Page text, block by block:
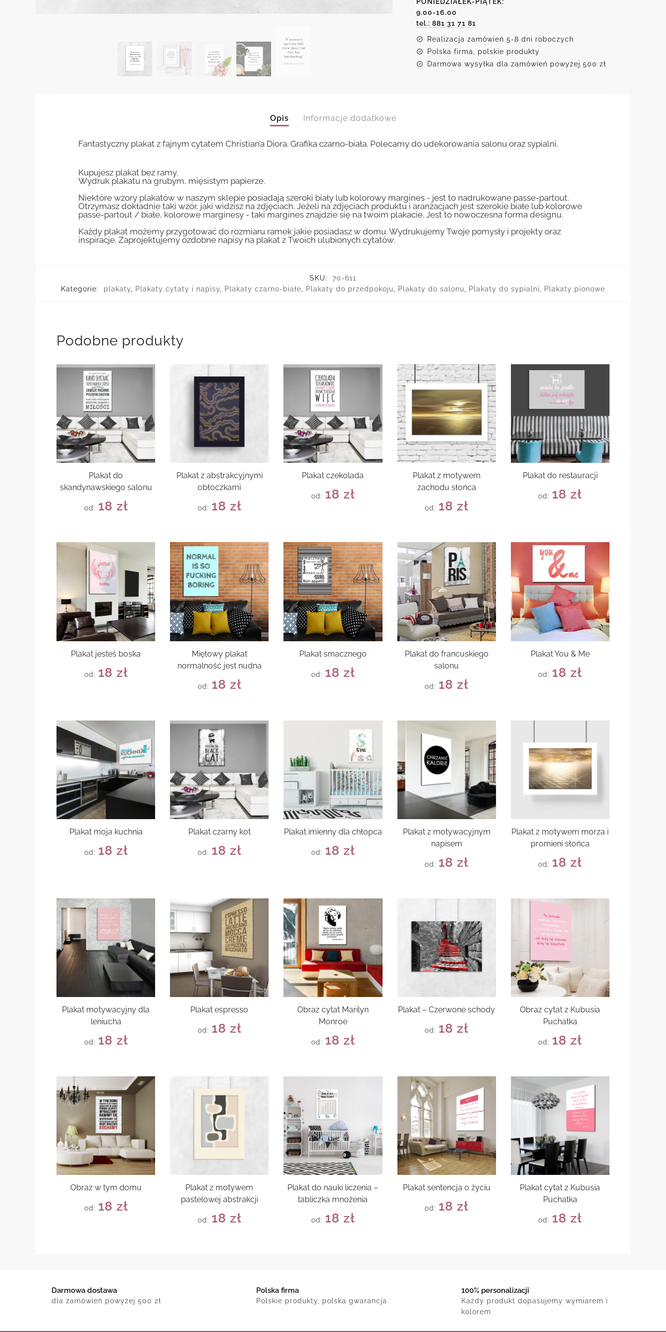
Diora
9.00-16.00
tel.: 881 31 71 81
Realizacja zamówień 5-8 dni roboczych
Polska firma, polskie produkty
Darmowa wysyłka dla zamówień powyżej 500 zł
Opis Informacje dodatkowe
Fantastyczny plakat z fajnym cytatem Christian’a Diora. Grafika czarno-biała. Polecamy do udekorowania salonu oraz sypialni.
Kupujesz plakat bez ramy.
Wydruk plakatu na grubym, mięsistym papierze.
Niektóre wzory plakatów w naszym sklepie posiadają szeroki biały lub kolorowy margines - jest to nadrukowane passe-partout.
Otrzymasz dokładnie taki wzór, jaki widzisz na zdjęciach. Jeżeli na zdjęciach produktu i aranżacjach jest szerokie białe lub kolorowe
passe-partout / białe, kolorowe marginesy - taki margines znajdzie się na twoim plakacie. Jest to nowoczesna forma designu.
Każdy plakat możemy przygotować do rozmiaru ramek jakie posiadasz w domu. Wydrukujemy Twoje pomysły i projekty oraz
inspiracje. Zaprojektujemy ozdobne napisy na plakat z Twoich ulubionych cytatów.
SKU:
70-611
Kategorie:
plakaty, Plakaty cytaty i napisy, Plakaty czarno-białe, Plakaty do przedpokoju, Plakaty do salonu, Plakaty do sypialni, Plakaty pionowe
Podobne produkty
Plakat do
skandynawskiego salonu
od: 18 zł
Plakat z abstrakcyjnymi
obłoczkami
od: 18 zł
Plakat czekolada
od: 18 zł
Plakat z motywem
zachodu słońca
od: 18zł
Plakat do restauracji
od: 18zł
Plakat jesteś boska
od: 18 zł
Miętowy plakat
normalność jest nudna
od: 18 zł
Plakat smacznego
od: 18 zł
Plakat do francuskiego
salonu
od: 18zł
Plakat You & Me
od: 18zł
Plakat moja kuchnia
od: 18 zł
Plakat czarny kot
od: 18 zł
Plakat imienny dla chłopca
od: 18 zł
Plakat z motywacyjnym
napisem
od: 18zł
Plakat z motywem morza i
promieni słońca
od: 18zł
Plakat motywacyjny dla
leniucha
od: 18 zł
Plakat espresso
od: 18 zł
Obraz cytat Marilyn
Monroe
od: 18 zł
Plakat – Czerwone schody
od: 18zł
Obraz cytat z Kubusia
Puchatka
od: 18zł
Obraz w tym domu
od: 18 zł
Plakat z motywem
pastelowej abstrakcji
od: 18 zł
Plakat do nauki liczenia –
tabliczka mnożenia
od: 18 zł
Plakat sentencja o życiu
od: 18zł
Plakat cytat z Kubusia
Puchatka
od: 18zł
Darmowa dostawa
dla zamówień powyżej 500 zł
Polska firma
Polskie produkty, polska gwarancja
100% personalizacji
Każdy produkt dopasujemy wymiarem i
kolorem